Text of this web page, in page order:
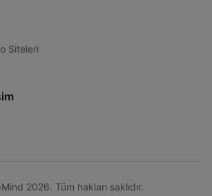
Siteleri
2026. Tüm hakları saklıdır.